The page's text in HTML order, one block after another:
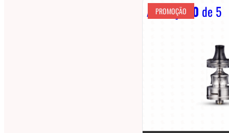
Avaliação 0 de 5
PROMOÇÃO